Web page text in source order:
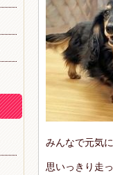
みんなで元気
思いっきり走